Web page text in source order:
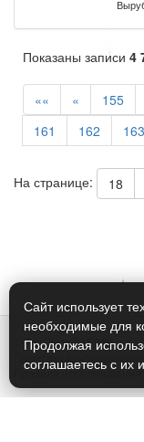
Показаны записи 4
«« « 155
161
162 163
На странице: 18
© Арт Дизайн 2026
Политика
Правила использования
Сайт использует
необходимые для
Продолжая
соглашаетесь с их